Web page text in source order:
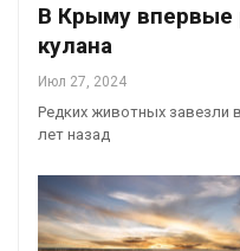
В Крыму
кулана
Июл 27, 2024
Редких животных завезли
лет назад